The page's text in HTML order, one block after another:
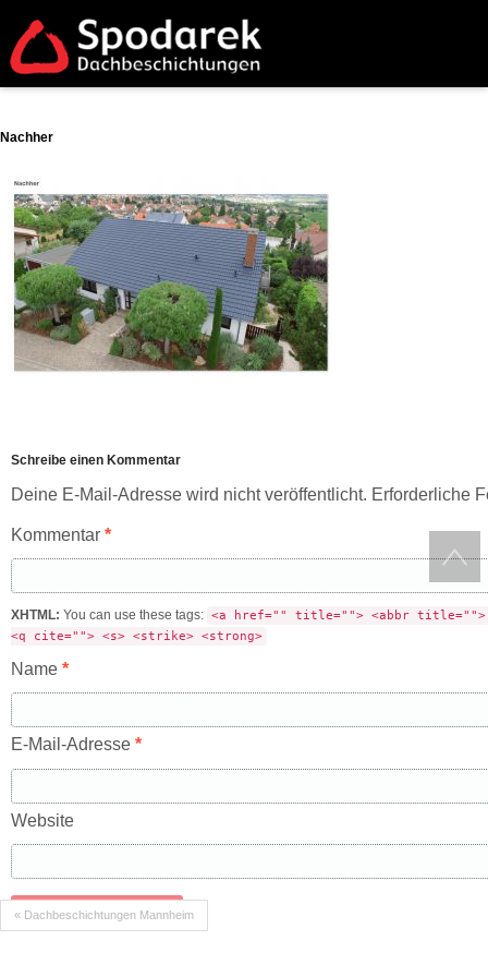
Nachher
Schreibe einen Kommentar
Deine E-Mail-Adresse wird nicht veröffentlicht. Erforderliche
Kommentar *
XHTML: You can use these tags: <a href="" title=""> <abbr title="">
<q cite=""> <s> <strike> <strong>
Name *
E-Mail-Adresse *
Website
« Dachbeschichtungen Mannheim